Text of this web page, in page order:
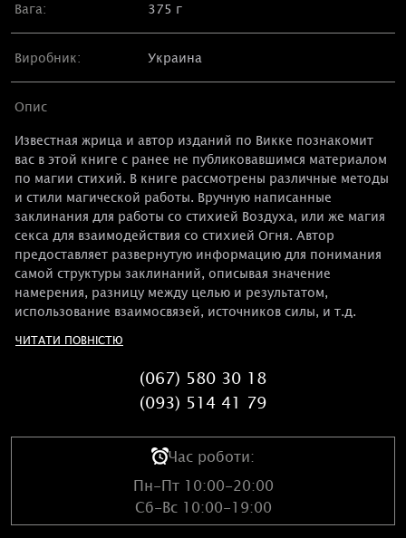
Вага: 375 г
Виробник: Украина
Опис
Известная жрица и автор изданий по Викке познакомит
вас в этой книге с ранее не публиковавшимся материалом
по магии стихий. В книге рассмотрены различные методы
и стили магической работы. Вручную написанные
заклинания для работы со стихией Воздуха, или же магия
секса для взаимодействия со стихией Огня. Автор
предоставляет развернутую информацию для понимания
самой структуры заклинаний, описывая значение
намерения, разницу между целью и результатом,
использование взаимосвязей, источников силы, и т.д.
ЧИТАТИ ПОВНІСТЮ
(067) 580 30 18
(093) 514 41 79
Час роботи:
Пн-Пт 10:00-20:00
Сб-Вс 10:00-19:00